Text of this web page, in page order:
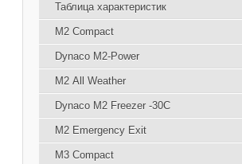
Таблица характеристик
М2 Compact
Dynaco M2-Power
М2 All Weather
Dynaco М2 Freezer -30C
М2 Emergency Exit
М3 Compact